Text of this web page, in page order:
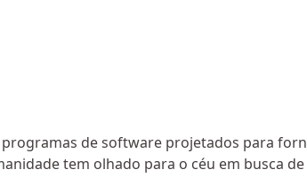
de software projetados para
tem olhado para o céu em busca